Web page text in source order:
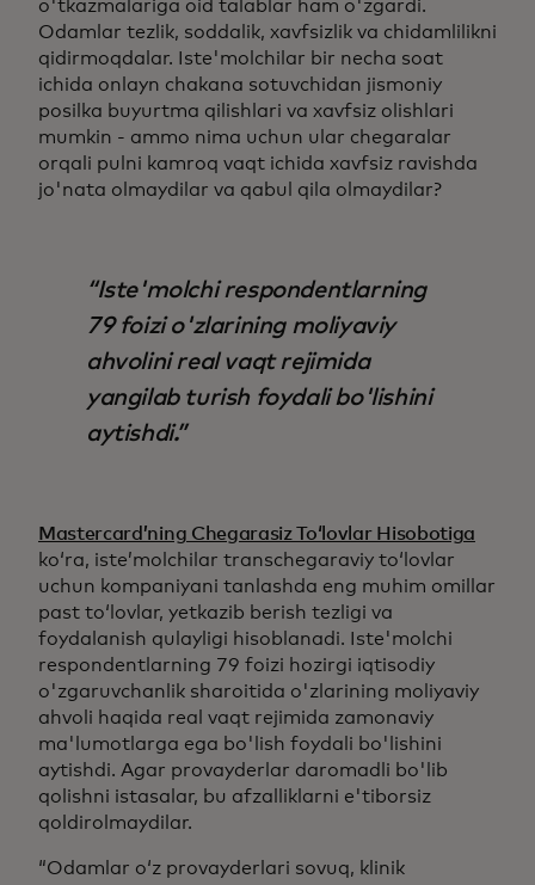
o'tkazmalariga oid talablar ham o'zgardi.
Odamlar tezlik, soddalik, xavfsizlik va chidamlilikni
qidirmoqdalar. Iste'molchilar bir necha soat
ichida onlayn chakana sotuvchidan jismoniy
posilka buyurtma qilishlari va xavfsiz olishlari
mumkin - ammo nima uchun ular chegaralar
orqali pulni kamroq vaqt ichida xavfsiz ravishda
jo'nata olmaydilar va qabul qila olmaydilar?
Iste'molchi respondentlarning
79 foizi o'zlarining moliyaviy
ahvolini real vaqt rejimida
yangilab turish foydali bo'lishini
aytishdi.
Mastercard’ning Chegarasiz To‘lovlar Hisobotiga
ko‘ra, iste’molchilar transchegaraviy to‘lovlar
uchun kompaniyani tanlashda eng muhim omillar
past to‘lovlar, yetkazib berish tezligi va
foydalanish qulayligi hisoblanadi. Iste'molchi
respondentlarning 79 foizi hozirgi iqtisodiy
o'zgaruvchanlik sharoitida o'zlarining moliyaviy
ahvoli haqida real vaqt rejimida zamonaviy
ma'lumotlarga ega bo'lish foydali bo'lishini
aytishdi. Agar provayderlar daromadli bo'lib
qolishni istasalar, bu afzalliklarni e'tiborsiz
qoldirolmaydilar.
“Odamlar oʻz provayderlari sovuq, klinik